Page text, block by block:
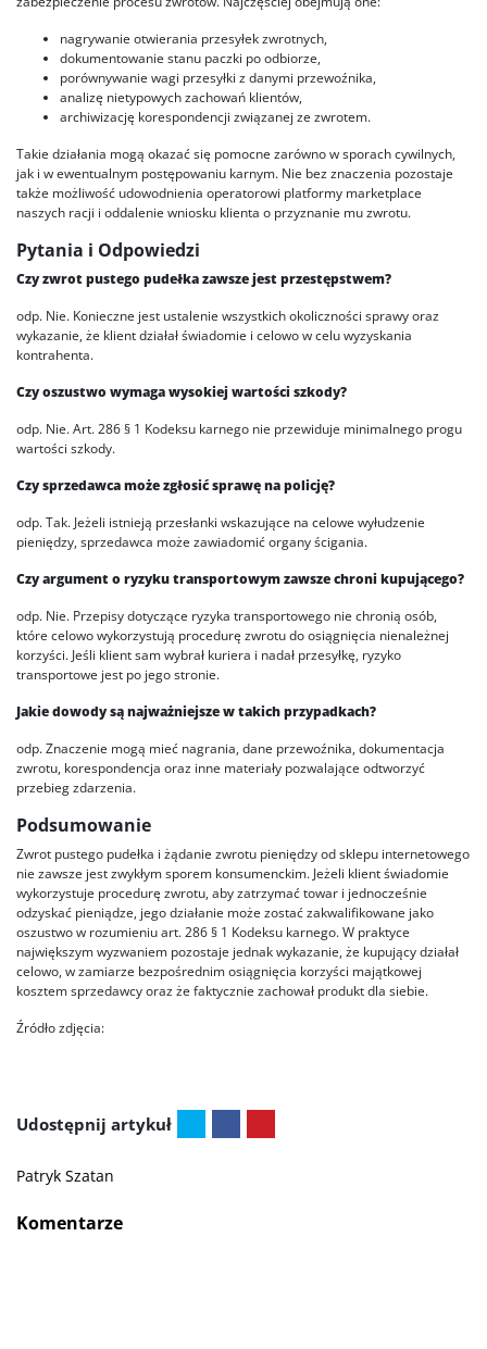
nagrywanie otwierania przesyłek zwrotnych,
dokumentowanie stanu paczki po odbiorze,
porównywanie wagi przesyłki z danymi przewoźnika,
analizę nietypowych zachowań klientów,
archiwizację korespondencji związanej ze zwrotem.
Takie działania mogą okazać się pomocne zarówno w sporach cywilnych,
jak i w ewentualnym postępowaniu karnym. Nie bez znaczenia pozostaje
także możliwość udowodnienia operatorowi platformy marketplace
naszych racji i oddalenie wniosku klienta o przyznanie mu zwrotu.
Pytania i Odpowiedzi
Czy zwrot pustego pudełka zawsze jest przestępstwem?
odp. Nie. Konieczne jest ustalenie wszystkich okoliczności sprawy oraz
wykazanie, że klient działał świadomie i celowo w celu wyzyskania
kontrahenta.
Czy oszustwo wymaga wysokiej wartości szkody?
odp. Nie. Art. 286 § 1 Kodeksu karnego nie przewiduje minimalnego progu
wartości szkody.
Czy sprzedawca może zgłosić sprawę na policję?
odp. Tak. Jeżeli istnieją przesłanki wskazujące na celowe wyłudzenie
pieniędzy, sprzedawca może zawiadomić organy ścigania.
Czy argument o ryzyku transportowym zawsze chroni kupującego?
odp. Nie. Przepisy dotyczące ryzyka transportowego nie chronią osób,
które celowo wykorzystują procedurę zwrotu do osiągnięcia nienależnej
korzyści. Jeśli klient sam wybrał kuriera i nadał przesyłkę, ryzyko
transportowe jest po jego stronie.
Jakie dowody są najważniejsze w takich przypadkach?
odp. Znaczenie mogą mieć nagrania, dane przewoźnika, dokumentacja
zwrotu, korespondencja oraz inne materiały pozwalające odtworzyć
przebieg zdarzenia.
Podsumowanie
Zwrot pustego pudełka i żądanie zwrotu pieniędzy od sklepu internetowego
nie zawsze jest zwykłym sporem konsumenckim. Jeżeli klient świadomie
wykorzystuje procedurę zwrotu, aby zatrzymać towar i jednocześnie
odzyskać pieniądze, jego działanie może zostać zakwalifikowane jako
oszustwo w rozumieniu art. 286 § 1 Kodeksu karnego. W praktyce
największym wyzwaniem pozostaje jednak wykazanie, że kupujący działał
celowo, w zamiarze bezpośrednim osiągnięcia korzyści majątkowej
kosztem sprzedawcy oraz że faktycznie zachował produkt dla siebie.
Źródło zdjęcia:
Udostępnij artykuł
Patryk Szatan
Komentarze